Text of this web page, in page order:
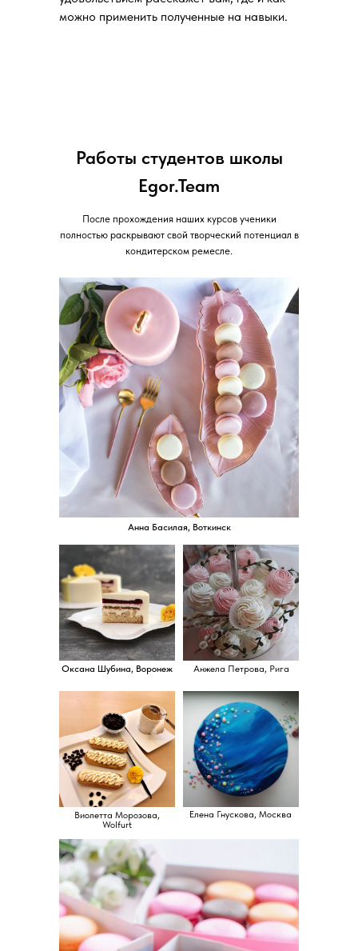
можно применить полученные на навыки.
Оксана Шубина, Воронеж Анжела Петрова, Рига
Виолетта Морозова,
Wolfurt
Елена Гнускова, Москва
Анна Басилая, Воткинск
Работы студентов школы
Egor.Team
После прохождения наших курсов ученики
полностью раскрывают свой творческий потенциал в
кондитерском ремесле.